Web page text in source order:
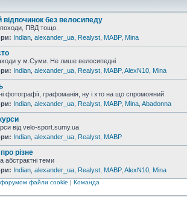
відпочинок без велосипеду
ПВД тощо.
Indian alexander_ua Realyst MABP, Mina
у м.Суми. Не лише велосипедні
Indian alexander_ua Realyst MABP, AlexN10 Mina
фотографії, графоманія, ну і хто на що спроможний
Indian alexander_ua Realyst MABP, Mina Abadonna
від velo-sport.sumy.ua
Indian alexander_ua Realyst MABP
різне
абстрактні теми
Indian alexander_ua Realyst MABP, AlexN10 Mina
форумом файли cookie | Команда